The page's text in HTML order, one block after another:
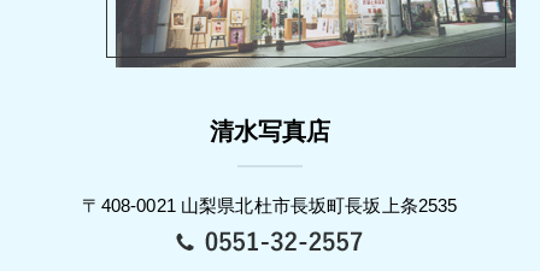
清水写真店
〒408-0021 山梨県北杜市長坂町長坂上条2535